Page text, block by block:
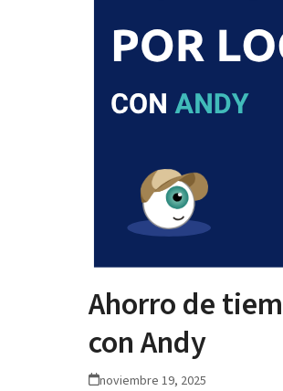
Ahorro de
con Andy
noviembre 19, 2025